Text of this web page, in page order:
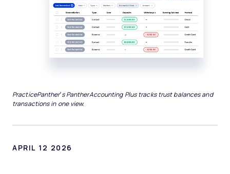
PracticePanther’s PantherAccounting Plus tracks trust balances and
transactions in one view.
APRIL 12 2026